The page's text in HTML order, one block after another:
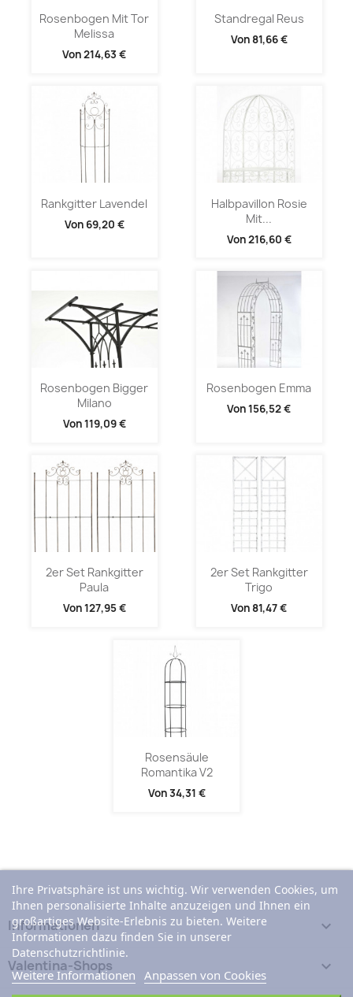
Rosenbogen Mit Tor
Melissa
Von214,63 €
Standregal Reus
Von 81,66 €
Rankgitter Lavendel
Von 69,20 €
Halbpavillon Rosie
Mit...
Von216,60 €
Rosenbogen Bigger
Milano
Von119,09 €
Rosenbogen Emma
Von156,52 €
2er Set Rankgitter
Paula
Von127,95 €
2er Set Rankgitter
Trigo
Von 81,47 €
Rosensäule
Romantika V2
Von34,31 €
Informationen 
Valentina-Shops 
Ihre Privatsphäre ist uns wichtig. Wir verwenden Cookies, um
Ihnen personalisierte Inhalte anzuzeigen und Ihnen ein
großartiges Website-Erlebnis zu bieten. Weitere
Informationen dazu finden Sie in unserer
Datenschutzrichtlinie.
Weitere Informationen Anpassen von Cookies